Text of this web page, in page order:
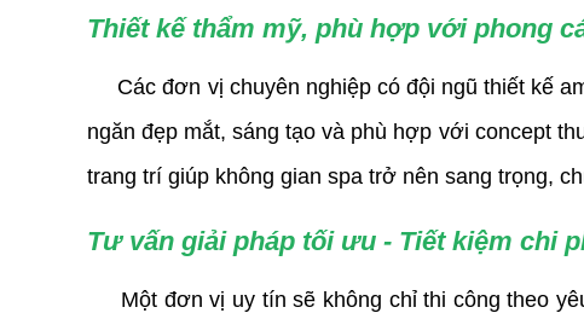
Thiết kế thẩm mỹ, phù hợp với phong
Các đơn vị chuyên nghiệp có đội ngũ thiết kế
ngăn đẹp mắt, sáng tạo và phù hợp với concept
trang trí giúp không gian spa trở nên sang trọng,
Tư vấn giải pháp tối ưu - Tiết kiệm chi
Một đơn vị uy tín sẽ không chỉ thi công theo